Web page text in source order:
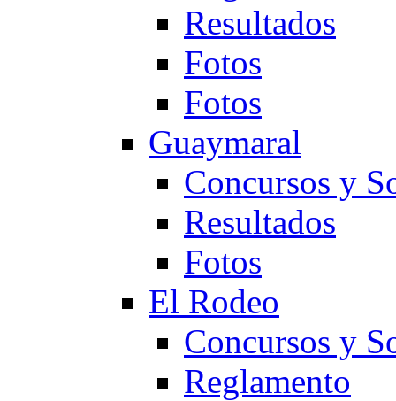
Resultados
Fotos
Fotos
Guaymaral
Concursos y
Resultados
Fotos
El Rodeo
Concursos y
Reglamento